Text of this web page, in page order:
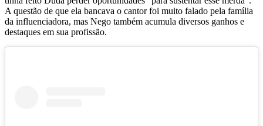
A questão de que ela bancava o cantor foi muito falado pela família
da influenciadora, mas Nego também acumula diversos ganhos e
destaques em sua profissão.